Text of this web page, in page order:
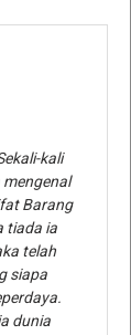
kali
Barang
tiada ia
telah
siapa
dunia